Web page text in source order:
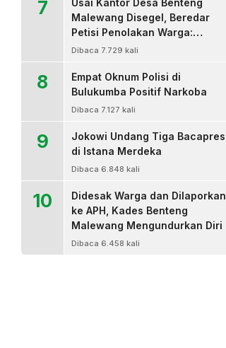
7
Usai Kantor Desa Benteng
Malewang Disegel, Beredar
Petisi Penolakan Warga:
Sekretaris Hingga BPD Turut
Dibaca 7.729 kali
8
Empat Oknum Polisi di
Bulukumba Positif Narkoba
Dibaca 7.127 kali
9
Jokowi Undang Tiga Bacapres
di Istana Merdeka
Dibaca 6.848 kali
10
Didesak Warga dan Dilaporkan
ke APH, Kades Benteng
Malewang Mengundurkan Diri
Dibaca 6.458 kali